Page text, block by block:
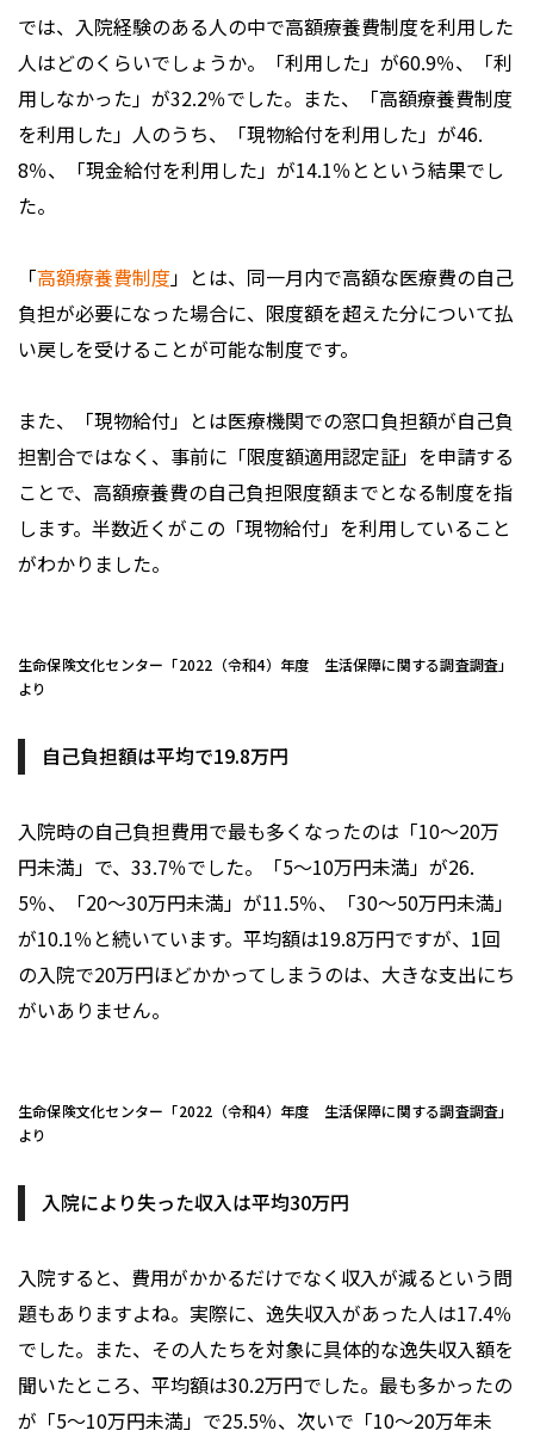
では、入院経験のある人の中で高額療養費制度を利用した
人はどのくらいでしょうか。「利用した」が60.9％、「利
用しなかった」が32.2％でした。また、「高額療養費制度
を利用した」人のうち、「現物給付を利用した」が46.
8％、「現金給付を利用した」が14.1％とという結果でし
た。
「高額療養費制度」とは、同一月内で高額な医療費の自己
負担が必要になった場合に、限度額を超えた分について払
い戻しを受けることが可能な制度です。
また、「現物給付」とは医療機関での窓口負担額が自己負
担割合ではなく、事前に「限度額適用認定証」を申請する
ことで、高額療養費の自己負担限度額までとなる制度を指
します。半数近くがこの「現物給付」を利用していること
がわかりました。
生命保険文化センター「2022（令和4）年度 生活保障に関する調査調査」
より
自己負担額は平均で19.8万円
入院時の自己負担費用で最も多くなったのは「10～20万
円未満」で、33.7％でした。「5～10万円未満」が26.
5％、「20～30万円未満」が11.5％、「30～50万円未満」
が10.1％と続いています。平均額は19.8万円ですが、1回
の入院で20万円ほどかかってしまうのは、大きな支出にち
がいありません。
生命保険文化センター「2022（令和4）年度 生活保障に関する調査調査」
より
入院により失った収入は平均30万円
入院すると、費用がかかるだけでなく収入が減るという問
題もありますよね。実際に、逸失収入があった人は17.4％
でした。また、その人たちを対象に具体的な逸失収入額を
聞いたところ、平均額は30.2万円でした。最も多かったの
が「5～10万円未満」で25.5％、次いで「10～20万年未